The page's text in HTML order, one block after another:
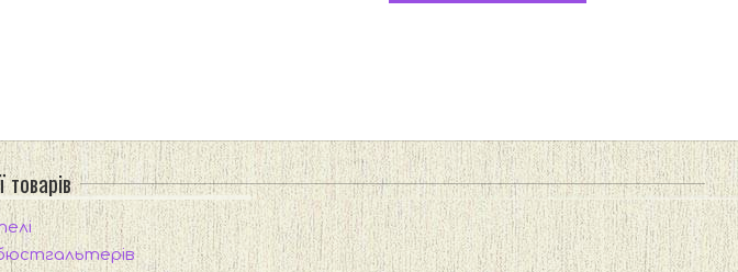
товарів